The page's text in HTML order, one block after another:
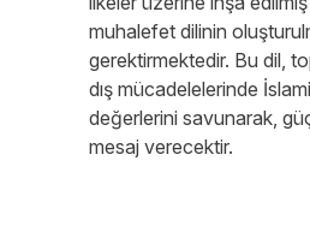
muhalefet dilinin
gerektirmektedir. Bu dil,
dış mücadelelerinde
değerlerini savunarak,
mesaj verecektir.